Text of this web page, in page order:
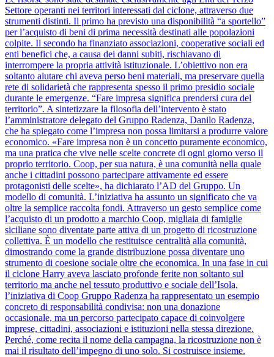
Settore operanti nei territori interessati dal ciclone, attraverso due
strumenti distinti. Il primo ha previsto una disponibilità “a sportello”
per l’acquisto di beni di prima necessità destinati alle popolazioni
colpite. Il secondo ha finanziato associazioni, cooperative sociali ed
enti benefici che, a causa dei danni subiti, rischiavano di
interrompere la propria attività istituzionale. L’obiettivo non era
soltanto aiutare chi aveva perso beni materiali, ma preservare quella
rete di solidarietà che rappresenta spesso il primo presidio sociale
durante le emergenze. “Fare impresa significa prendersi cura del
territorio”. A sintetizzare la filosofia dell’intervento è stato
l’amministratore delegato del Gruppo Radenza, Danilo Radenza,
che ha spiegato come l’impresa non possa limitarsi a produrre valore
economico. «Fare impresa non è un concetto puramente economico,
ma una pratica che vive nelle scelte concrete di ogni giorno verso il
proprio territorio. Coop, per sua natura, è una comunità nella quale
anche i cittadini possono partecipare attivamente ed essere
protagonisti delle scelte», ha dichiarato l’AD del Gruppo. Un
modello di comunità. L’iniziativa ha assunto un significato che va
oltre la semplice raccolta fondi. Attraverso un gesto semplice come
l’acquisto di un prodotto a marchio Coop, migliaia di famiglie
siciliane sono diventate parte attiva di un progetto di ricostruzione
collettiva. È un modello che restituisce centralità alla comunità,
dimostrando come la grande distribuzione possa diventare uno
strumento di coesione sociale oltre che economica. In una fase in cui
il ciclone Harry aveva lasciato profonde ferite non soltanto sul
territorio ma anche nel tessuto produttivo e sociale dell’Isola,
l’iniziativa di Coop Gruppo Radenza ha rappresentato un esempio
concreto di responsabilità condivisa: non una donazione
occasionale, ma un percorso partecipato capace di coinvolgere
imprese, cittadini, associazioni e istituzioni nella stessa direzione.
Perché, come recita il nome della campagna, la ricostruzione non è
mai il risultato dell’impegno di uno solo. Si costruisce insieme.